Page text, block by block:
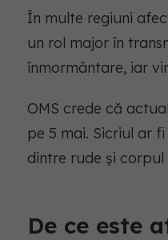
În multe regiuni
un rol major în
înmormântare, iar
OMS crede că
pe 5 mai. Sicriul ar
dintre rude și
De ce este